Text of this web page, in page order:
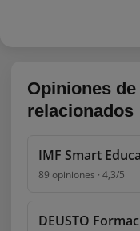
Opiniones
relacionados
IMF Smart
89 opiniones · 4,3/5
DEUSTO